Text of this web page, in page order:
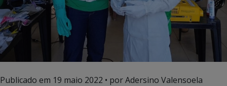
Publicado em 19 maio 2022 • por Adersino Valensoela